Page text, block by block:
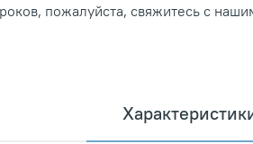
пожалуйста, свяжитесь с